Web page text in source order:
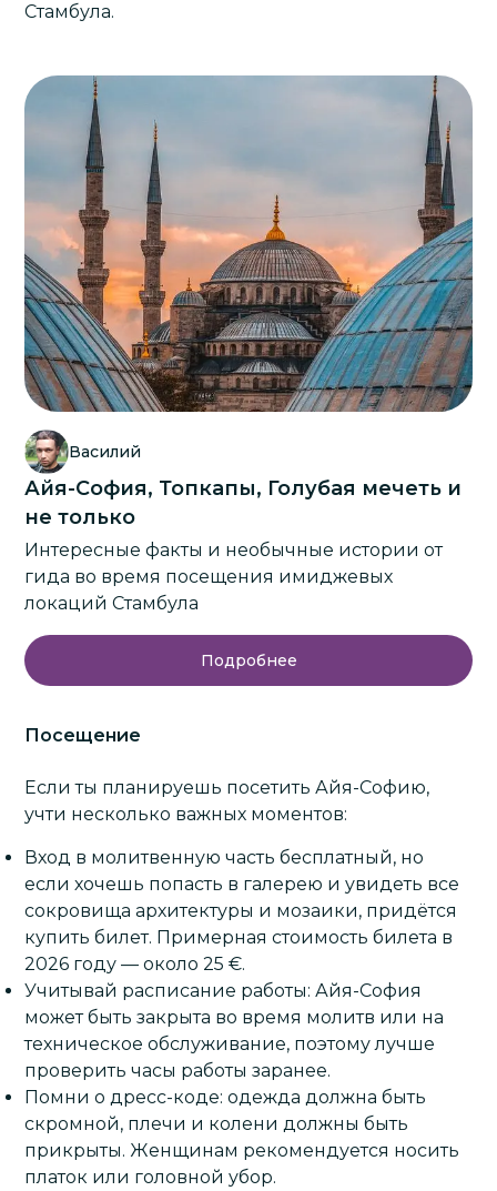
Стамбула.
Василий
Айя-София, Топкапы, Голубая мечеть и
не только
Интересные факты и необычные истории от
гида во время посещения имиджевых
локаций Стамбула
Подробнее
Посещение
Если ты планируешь посетить Айя-Софию,
учти несколько важных моментов:
Вход в молитвенную часть бесплатный, но
если хочешь попасть в галерею и увидеть все
сокровища архитектуры и мозаики, придётся
купить билет. Примерная стоимость билета в
2026 году — около 25 €.
Учитывай расписание работы: Айя-София
может быть закрыта во время молитв или на
техническое обслуживание, поэтому лучше
проверить часы работы заранее.
Помни о дресс-коде: одежда должна быть
скромной, плечи и колени должны быть
прикрыты. Женщинам рекомендуется носить
платок или головной убор.